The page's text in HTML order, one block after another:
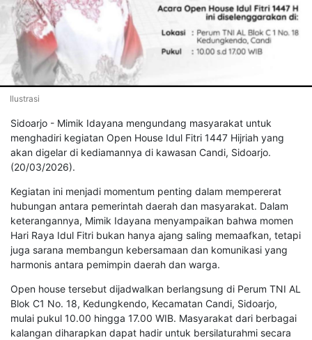
Ilustrasi
Sidoarjo - Mimik Idayana mengundang masyarakat untuk
menghadiri kegiatan Open House Idul Fitri 1447 Hijriah yang
akan digelar di kediamannya di kawasan Candi, Sidoarjo.
(20/03/2026).
Kegiatan ini menjadi momentum penting dalam mempererat
hubungan antara pemerintah daerah dan masyarakat. Dalam
keterangannya, Mimik Idayana menyampaikan bahwa momen
Hari Raya Idul Fitri bukan hanya ajang saling memaafkan, tetapi
juga sarana membangun kebersamaan dan komunikasi yang
harmonis antara pemimpin daerah dan warga.
Open house tersebut dijadwalkan berlangsung di Perum TNI AL
Blok C1 No. 18, Kedungkendo, Kecamatan Candi, Sidoarjo,
mulai pukul 10.00 hingga 17.00 WIB. Masyarakat dari berbagai
kalangan diharapkan dapat hadir untuk bersilaturahmi secara